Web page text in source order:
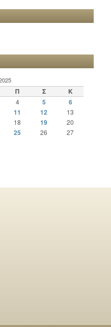
Π Σ Κ
4 5
6
11 12 13
18 19 20
25 26 27